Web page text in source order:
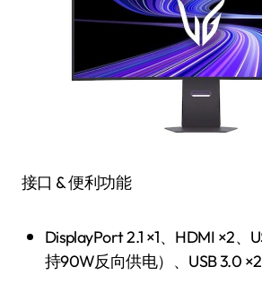
接口 & 便利功能
DisplayPort 2.1 ×1、HDMI ×2、USB Type-C ×1（支
持90W反向供电）、USB 3.0 ×2